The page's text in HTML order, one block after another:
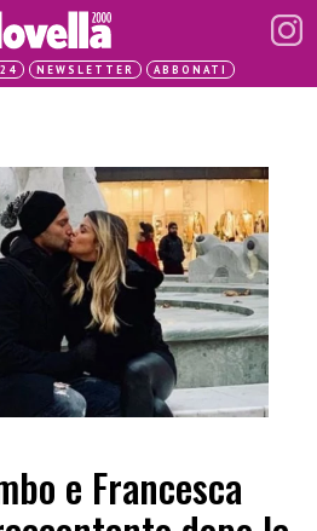
NEWSLETTER ABBONATI
e Francesca